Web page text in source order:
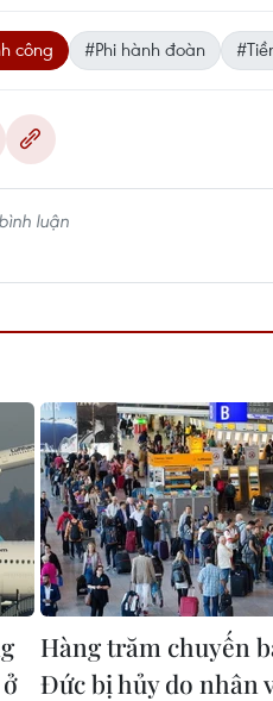
công #Phi hành đoàn
Hàng trăm chuyến
Đức bị hủy do nhân